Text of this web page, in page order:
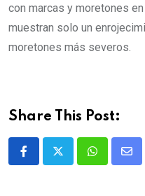
con marcas y moretones
muestran solo un
moretones más severos.
Share This Post: